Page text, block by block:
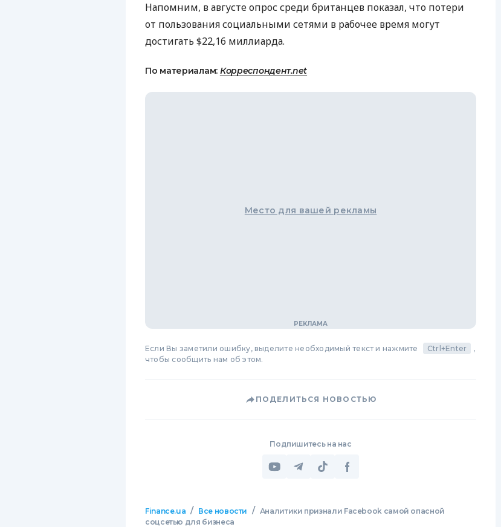
Напомним, в августе опрос среди британцев показал, что потери
от пользования социальными сетями в рабочее время могут
достигать $22,16 миллиарда.
По материалам: Корреспондент.net
Место для вашей рекламы
Если Вы заметили ошибку, выделите необходимый текст и нажмите Ctrl+Enter
,
чтобы сообщить нам об этом.
ПОДЕЛИТЬСЯ НОВОСТЬЮ
Подпишитесь на нас
Finance.ua / Все новости / Аналитики признали Facebook самой опасной
соцсетью для бизнеса